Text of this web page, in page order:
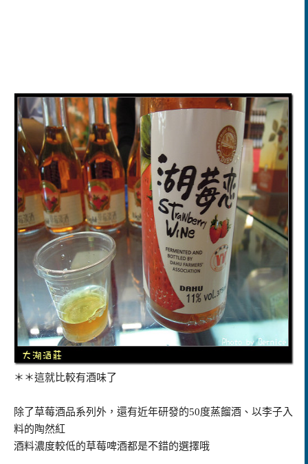
＊＊這就比較有酒味了
除了草莓酒品系列外，還有近年研發的50度蒸餾酒、以李子入
料的陶然紅
酒料濃度較低的草莓啤酒都是不錯的選擇哦